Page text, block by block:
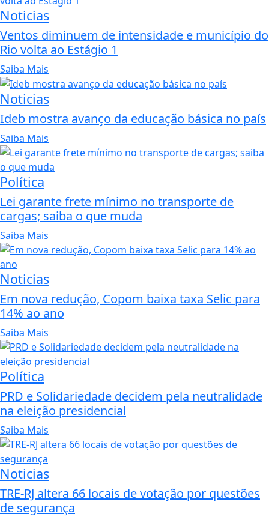
Noticias
Ventos diminuem de intensidade e município do
Rio volta ao Estágio 1
Saiba Mais
Noticias
Ideb mostra avanço da educação básica no país
Saiba Mais
Política
Lei garante frete mínimo no transporte de
cargas; saiba o que muda
Saiba Mais
Noticias
Em nova redução, Copom baixa taxa Selic para
14% ao ano
Saiba Mais
Política
PRD e Solidariedade decidem pela neutralidade
na eleição presidencial
Saiba Mais
Noticias
TRE-RJ altera 66 locais de votação por questões
de segurança